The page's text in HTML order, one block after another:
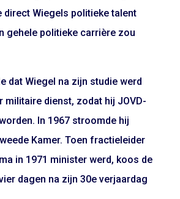
direct Wiegels politieke talent
gehele politieke carrière zou
dat Wiegel na zijn studie werd
militaire dienst, zodat hij JOVD-
In 1967 stroomde hij
Kamer. Toen fractieleider
in 1971 minister werd, koos de
dagen na zijn 30e verjaardag